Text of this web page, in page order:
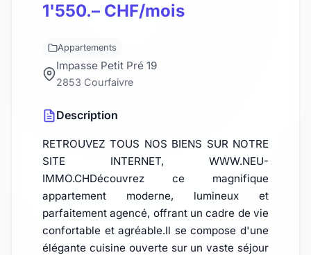
1'550.– CHF/mois
Appartements
Impasse Petit Pré 19
2853 Courfaivre
Description
RETROUVEZ TOUS NOS BIENS SUR NOTRE
SITE INTERNET, WWW.NEU-
IMMO.CHDécouvrez ce magnifique
appartement moderne, lumineux et
parfaitement agencé, offrant un cadre de vie
confortable et agréable.Il se compose d'une
élégante cuisine ouverte sur un vaste séjour